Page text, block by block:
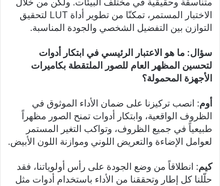
متناسقة وحقيقية في مختلف البيئات. ولكن من خلال
الاختبار المستمر، تمكنّا من تطوير أداة LUT لتحقيق
التوازن بين التفضيل الشخصي والجودة المناسبة.
سؤال: ما هو الاعتبار الرئيسي في ابتكار أدوات
لتحسين المظهر العام للصور الملتقطة بكاميرات
الأجهزة المحمولة؟
أوم: انصب تركيزنا على ضمان الأداء الموثوق في
الظروف الواقعية، وابتكار أدوات تمنح الصور مظهراً
طبيعياً في جميع الظروف، وتواكب التغير المستمر
لعوامل الإضاءة والتعريض اللوني وموازنة اللون الأبيض.
كيم: انطلاقاً من وضع الجودة على رأس أولوياتنا، فقد
حلّلنا كل إطار وتحققنا من الأداء باستخدام أدوات مثل